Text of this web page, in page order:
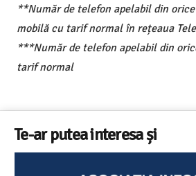
**Număr de telefon apelabil din
mobilă cu tarif normal în rețeaua
***Număr de telefon apelabil din
tarif normal
Te-ar putea interesa și